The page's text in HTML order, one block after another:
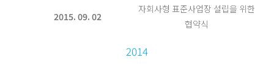
2015. 09. 02
자회사형 표준사업장 설립을 위한
협약식
2014